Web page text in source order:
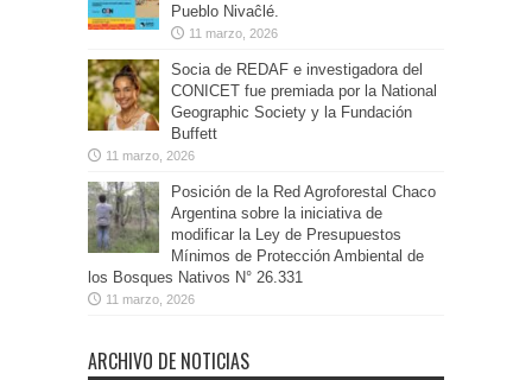
Pueblo Nivaĉlé.
11 marzo, 2026
Socia de REDAF e investigadora del
CONICET fue premiada por la National
Geographic Society y la Fundación
Buffett
11 marzo, 2026
Posición de la Red Agroforestal Chaco
Argentina sobre la iniciativa de
modificar la Ley de Presupuestos
Mínimos de Protección Ambiental de
los Bosques Nativos N° 26.331
11 marzo, 2026
ARCHIVO DE NOTICIAS